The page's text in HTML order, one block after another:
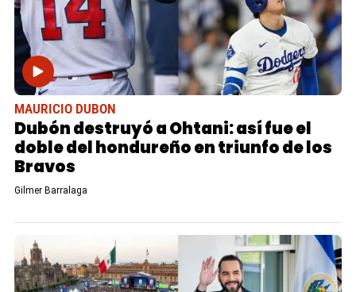
MAURICIO DUBON
Dubón destruyó a Ohtani: así fue el
doble del hondureño en triunfo de los
Bravos
Gilmer Barralaga